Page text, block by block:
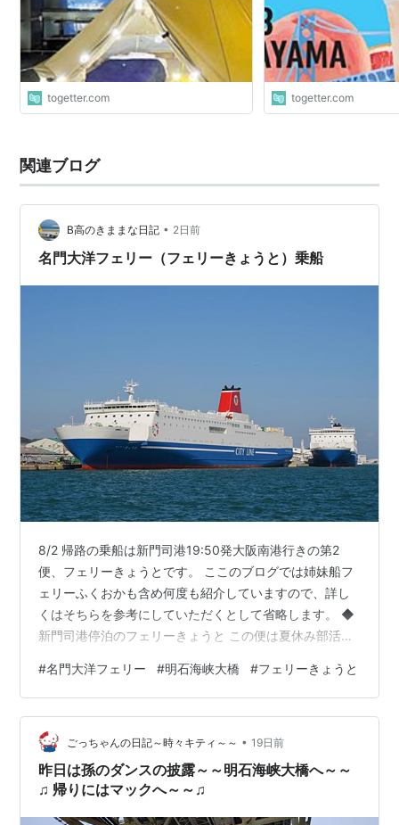
ているらしい
togetter.com togetter.com
関連ブログ
B高のきままな日記 • 2日前
名門大洋フェリー（フェリーきょうと）乗船
8/2 帰路の乗船は新門司港19:50発大阪南港行きの第2
便、フェリーきょうとです。 ここのブログでは姉妹船フ
ェリーふくおかも含め何度も紹介していますので、詳し
くはそちらを参考にしていただくとして省略します。 ◆
新門司港停泊のフェリーきょうと この便は夏休み部活の
た。おかげで船内は賑やかで、出港時や朝の明石海峡大
橋通過時のデッキも船旅を楽しむ多くの生徒/学生で嬉し
く感じました。 ◆お見送りを受け出港 19:50出港前にシ
ャワーを済ませ夕食です。今回は、お気に入りスーパー
でお寿司と竹輪を買いこみ、いつものファーストSの一人
用個室で済ませました。 ◆…
#名門大洋フェリー #明石海峡大橋 #フェリーきょうと
ごっちゃんの日記～時々キティ～～ • 19日前
昨日は孫のダンスの披露～～明石海峡大橋へ～～
♫ 帰りにはマックへ～～♫